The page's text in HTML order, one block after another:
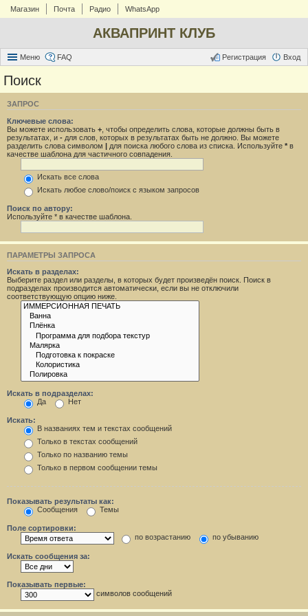
Магазин Почта Радио WhatsApp
АКВАПРИНТ КЛУБ
Меню FAQ Вход
Регистрация
Поиск
ЗАПРОС
Ключевые слова:
Вы можете использовать + , чтобы определить слова, которые должны быть в
результатах, и - для слов, которых в результатах быть не должно. Вы можете
разделить слова символом | для поиска любого слова из списка. Используйте * в
качестве шаблона для частичного совпадения.
Искать все слова
Искать любое слово/поиск с языком запросов
Поиск по автору:
Используйте * в качестве шаблона.
ПАРАМЕТРЫ ЗАПРОСА
Искать в разделах:
Выберите раздел или разделы, в которых будет произведён поиск. Поиск в
подразделах производится автоматически, если вы не отключили
соответствующую опцию ниже.
Искать в подразделах:
Да
Нет
Искать:
В названиях тем и текстах сообщений
Только в текстах сообщений
Только по названию темы
Только в первом сообщении темы
Показывать результаты как:
Сообщения
Темы
Поле сортировки:
по возрастанию
по убыванию
Искать сообщения за:
Показывать первые:
символов сообщений